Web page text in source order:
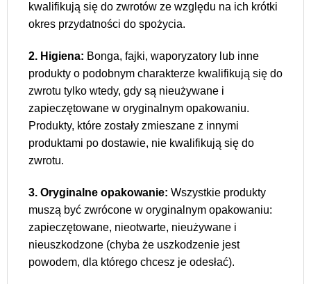
kwalifikują się do zwrotów ze względu na ich krótki
okres przydatności do spożycia.
2. Higiena: Bonga, fajki, waporyzatory lub inne
produkty o podobnym charakterze kwalifikują się do
zwrotu tylko wtedy, gdy są nieużywane i
zapieczętowane w oryginalnym opakowaniu.
Produkty, które zostały zmieszane z innymi
produktami po dostawie, nie kwalifikują się do
zwrotu.
3. Oryginalne opakowanie: Wszystkie produkty
muszą być zwrócone w oryginalnym opakowaniu:
zapieczętowane, nieotwarte, nieużywane i
nieuszkodzone (chyba że uszkodzenie jest
powodem, dla którego chcesz je odesłać).